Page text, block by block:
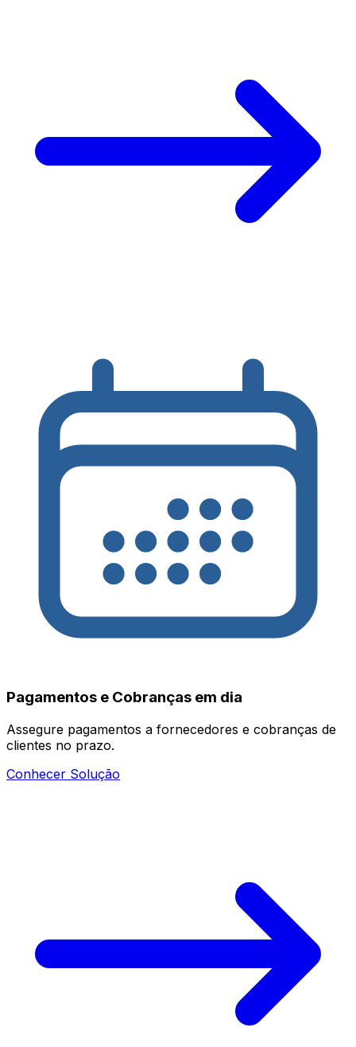
Pagamentos e Cobranças em dia
Assegure pagamentos a fornecedores e cobranças de
clientes no prazo.
Conhecer Solução